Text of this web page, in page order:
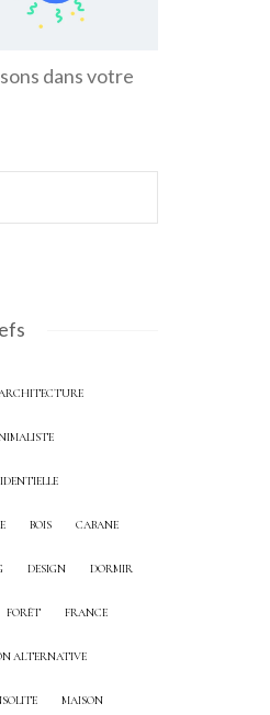
dans votre
BOIS CABANE
DESIGN DORMIR
FORÊT FRANCE
ALTERNATIVE
MAISON